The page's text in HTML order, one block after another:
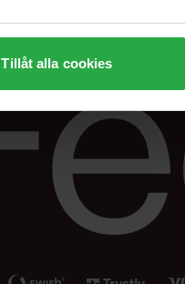
Tillåt alla cookies